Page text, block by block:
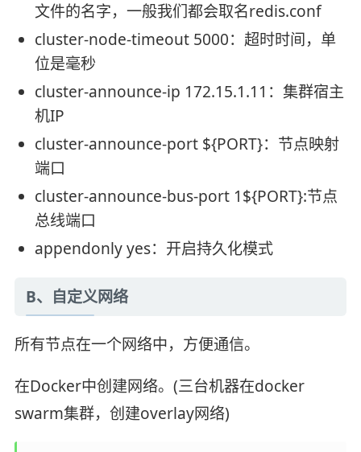
文件的名字，一般我们都会取名redis.conf
cluster-node-timeout 5000：超时时间，单
位是毫秒
cluster-announce-ip 172.15.1.11：集群宿主
机IP
cluster-announce-port ${PORT}：节点映射
端口
cluster-announce-bus-port 1${PORT}:节点
总线端口
appendonly yes：开启持久化模式
B、自定义网络
所有节点在一个网络中，方便通信。
在Docker中创建网络。(三台机器在docker
swarm集群，创建overlay网络)